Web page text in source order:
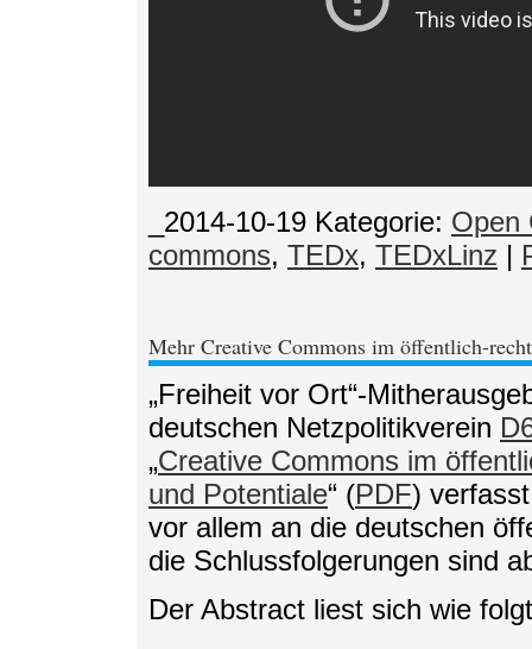
_2014-10-19 Kategorie: Open
commons, TEDx, TEDxLinz |
Mehr Creative Commons im öffentlich-
„Freiheit vor Ort“-
deutschen Netzpolitikverein
„Creative Commons im
und Potentiale“ (PDF)
vor allem an die deutschen
die Schlussfolgerungen sind
Der Abstract liest sich wie